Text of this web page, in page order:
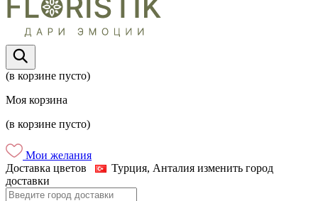
(в корзине пусто)
Моя корзина
(в корзине пусто)
Мои желания
Доставка цветов
Турция, Анталия изменить город
доставки